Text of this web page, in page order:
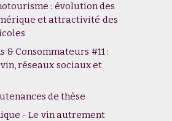
: évolution des
et attractivité des
& Consommateurs #11 :
réseaux sociaux et
de thèse
- Le vin autrement